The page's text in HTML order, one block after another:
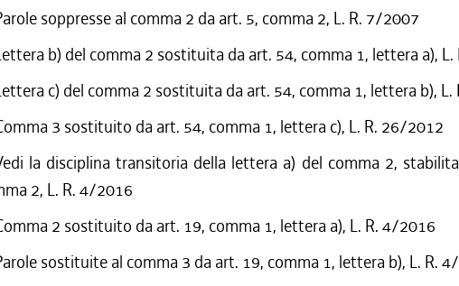
soppresse al comma 2 da art. 5, comma 2, L. R. 7/2007
b) del comma 2 sostituita da art. 54, comma 1, lettera a),
c) del comma 2 sostituita da art. 54, comma 1, lettera b),
3 sostituito da art. 54, comma 1, lettera c), L. R. 26/2012
la disciplina transitoria della lettera a) del comma 2,
2, L. R. 4/2016
2 sostituito da art. 19, comma 1, lettera a), L. R. 4/2016
sostituite al comma 3 da art. 19, comma 1, lettera b), L. R.